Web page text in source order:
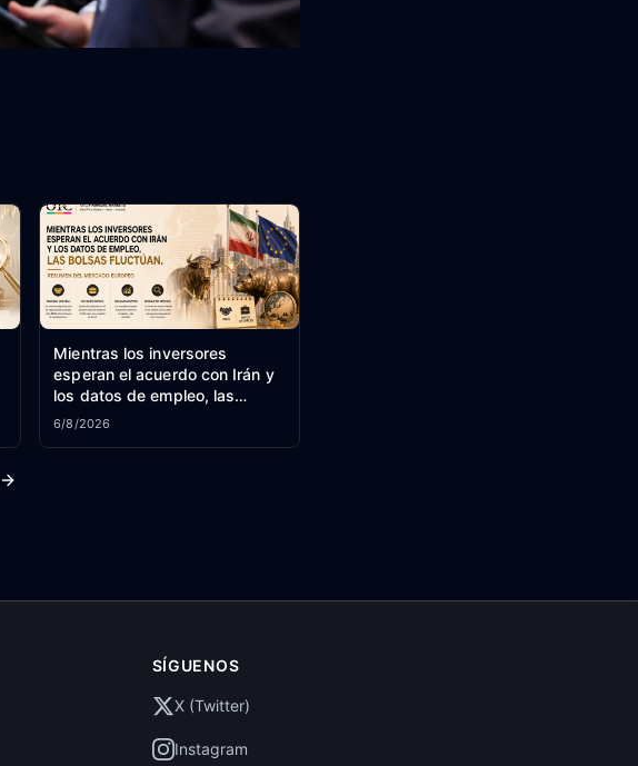
Mientras los inversores
esperan el acuerdo con Irán y
los datos de empleo, las
bolsas fluctúan – Resumen del
6/8/2026
SÍGUENOS
X (Twitter)
Instagram